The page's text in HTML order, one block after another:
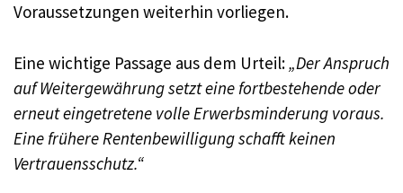
Voraussetzungen weiterhin vorliegen.
Eine wichtige Passage aus dem Urteil:„Der Anspruch
auf Weitergewährung setzt eine fortbestehende oder
erneut eingetretene volle Erwerbsminderung voraus.
Eine frühere Rentenbewilligung schafft keinen
Vertrauensschutz.“